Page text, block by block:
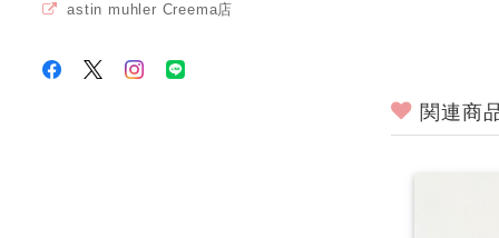
astin muhler Creema店
関連商